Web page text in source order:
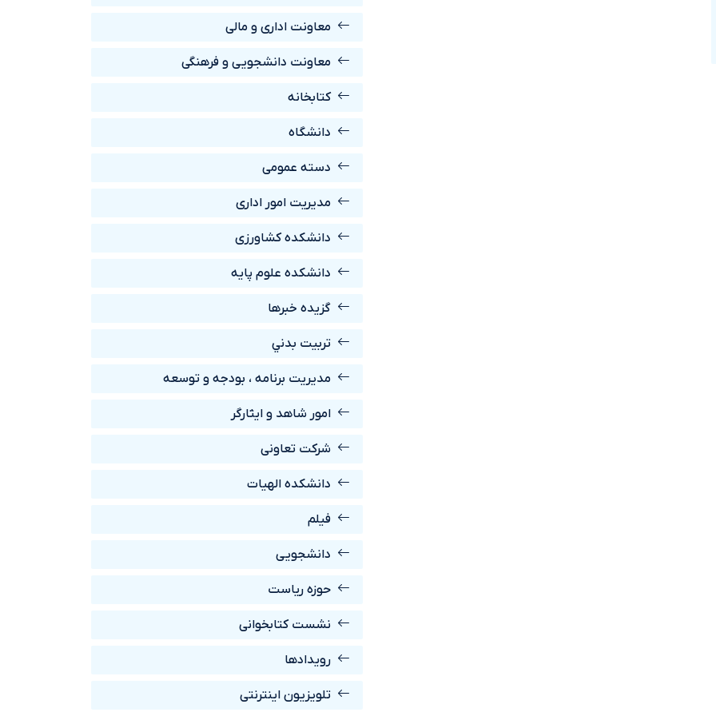
معاونت اداری و مالی
معاونت دانشجویی و فرهنگی
کتابخانه
دانشگاه
دسته عمومی
مدیریت امور اداری
دانشکده کشاورزی
دانشکده علوم پایه
گزیده خبرها
تربيت بدني
مديريت برنامه ، بودجه و توسعه
امور شاهد و ايثارگر
شرکت تعاونی
دانشکده الهیات
فیلم
دانشجویی
حوزه ریاست
نشست کتابخوانی
رويدادها
تلویزیون اینترنتی